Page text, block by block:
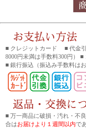
■ クレジットカード ■ 代金
8000円未満は手数料300円）
■ 銀行振込 （振込み手数料は
■ 万一商品に破損・汚れ・不
合はお届けより１週間以内で